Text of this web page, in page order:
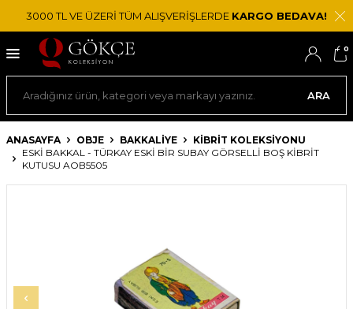
3000 TL VE ÜZERİ TÜM ALIŞVERİŞLERDE KARGO BEDAVA!
ARA
0
ANASAYFA OBJE BAKKALIYE
KIBRIT KOLEKSIYONU
ESKI BAKKAL - TÜRKAY ESKI BIR SUBAY GÖRSELLI BOŞ KIBRIT
KUTUSU AOB5505